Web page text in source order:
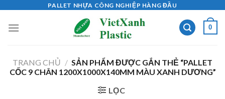
content
PALLET NHỰA CÔNG NGHIỆP HÀNG ĐẦU
0
TRANG CHỦ / SẢN PHẨM ĐƯỢC GẮN THẺ “PALLET
CỐC 9 CHÂN 1200X1000X140MM MÀU XANH DƯƠNG”
LỌC